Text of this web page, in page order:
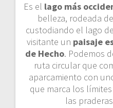
Es el lago más
belleza, rodeada
custodiando el lago
visitante un paisaje
de Hecho. Podemos
ruta circular que
aparcamiento con
que marca los
las